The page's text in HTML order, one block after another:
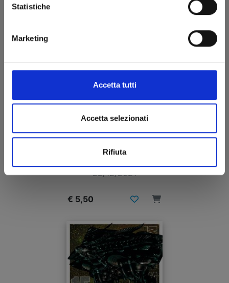
Statistiche
Marketing
Accetta tutti
Accetta selezionati
Rifiuta
MOBILE SUIT GUNDAM 0083 - REBELLION n. 15
22/12/2021
€ 5,50